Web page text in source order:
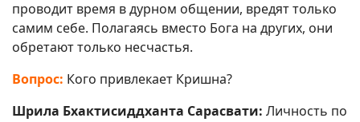
проводит время в дурном общении, вредят только
самим себе. Полагаясь вместо Бога на других, они
обретают только несчастья.
Вопрос: Кого привлекает Кришна?
Шрила Бхактисиддханта Сарасвати: Личность по